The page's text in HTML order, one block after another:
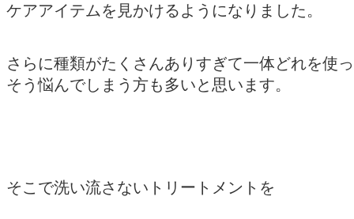
ケアアイテムを見かけるようになりました。
さらに種類がたくさんありすぎて一体どれを使
そう悩んでしまう方も多いと思います。
そこで洗い流さないトリートメントを